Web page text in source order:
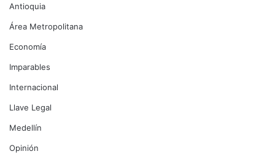
Antioquia
Área Metropolitana
Economía
Imparables
Internacional
Llave Legal
Medellín
Opinión